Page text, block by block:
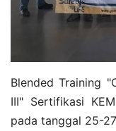
Blended Training
III" Sertifikasi
pada tanggal 25-